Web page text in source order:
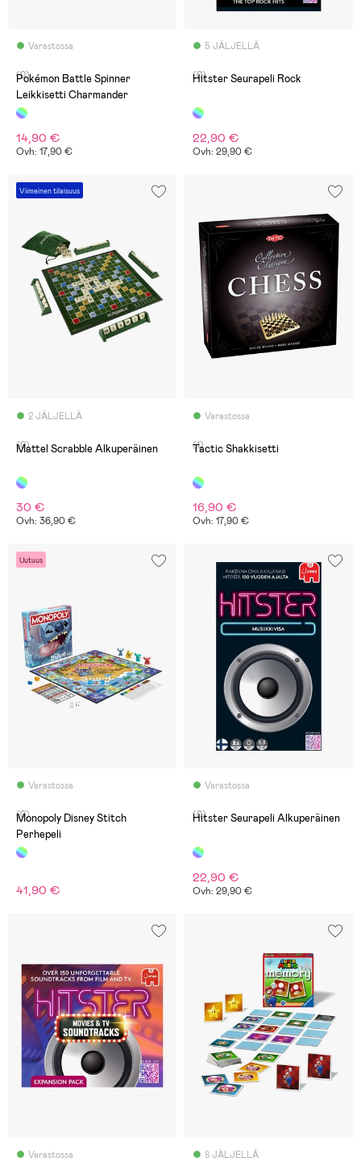
Varastossa
(0)
Pokémon Battle Spinner
Leikkisetti Charmander
14,90 €
Ovh: 17,90 €
5 JÄLJELLÄ
(0)
Hitster Seurapeli Rock
22,90 €
Ovh: 29,90 €
Viimeinen tilaisuus
2 JÄLJELLÄ
(0)
Mattel Scrabble Alkuperäinen
30 €
Ovh: 36,90 €
Varastossa
(1)
Tactic Shakkisetti
16,90 €
Ovh: 17,90 €
Uutuus
Varastossa
(0)
Monopoly Disney Stitch
Perhepeli
41,90 €
Varastossa
(0)
Hitster Seurapeli Alkuperäinen
22,90 €
Ovh: 29,90 €
Varastossa 8 JÄLJELLÄ